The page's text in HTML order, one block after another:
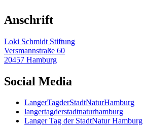
Anschrift
Loki Schmidt Stiftung
Versmannstraße 60
20457 Hamburg
Social Media
LangerTagderStadtNaturHamburg
langertagderstadtnaturhamburg
Langer Tag der StadtNatur Hamburg